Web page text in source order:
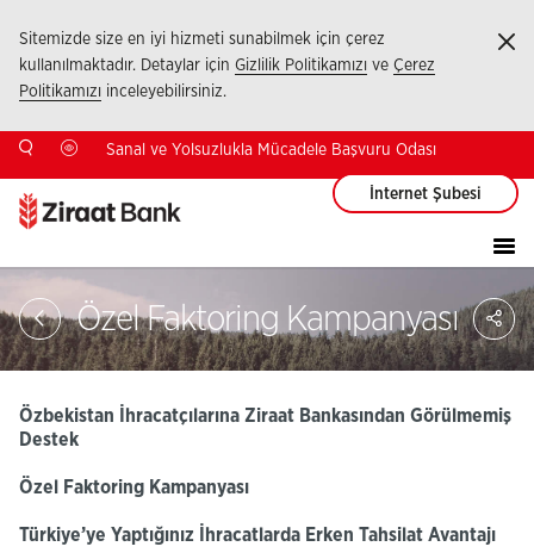
Sitemizde size en iyi hizmeti sunabilmek için çerez
kullanılmaktadır. Detaylar için Gizlilik Politikamızı ve Çerez
Politikamızı inceleyebilirsiniz.
Sanal ve Yolsuzlukla Mücadele Başvuru Odası
İnternet Şubesi
Özel Faktoring Kampanyası
Özbekistan İhracatçılarına Ziraat Bankasından Görülmemiş
Destek
Özel Faktoring Kampanyası
Türkiye’ye Yaptığınız İhracatlarda Erken Tahsilat Avantajı